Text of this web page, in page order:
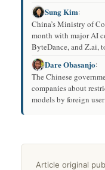
Sung Kim:
China’s Ministry of
month with major AI
ByteDance, and
Dare Obasanjo:
The Chinese
companies about
models by foreign
Article original